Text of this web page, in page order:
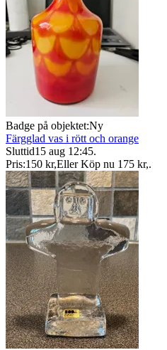
Badge på objektet:Ny
Färgglad vas i rött och orange
Sluttid15 aug 12:45.
Pris:150 kr,Eller Köp nu 175 kr,.